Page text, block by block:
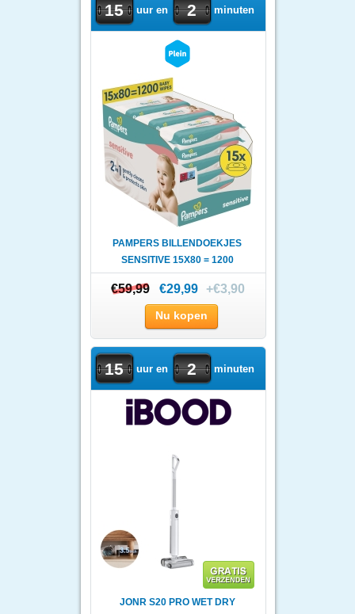
15 uur en 2 minuten
PAMPERS BILLENDOEKJES
SENSITIVE 15X80 = 1200
STUKS
€59,99
€59,99 €29,99 +€3,90
Nu kopen
15 uur en 2 minuten
JONR S20 PRO WET DRY